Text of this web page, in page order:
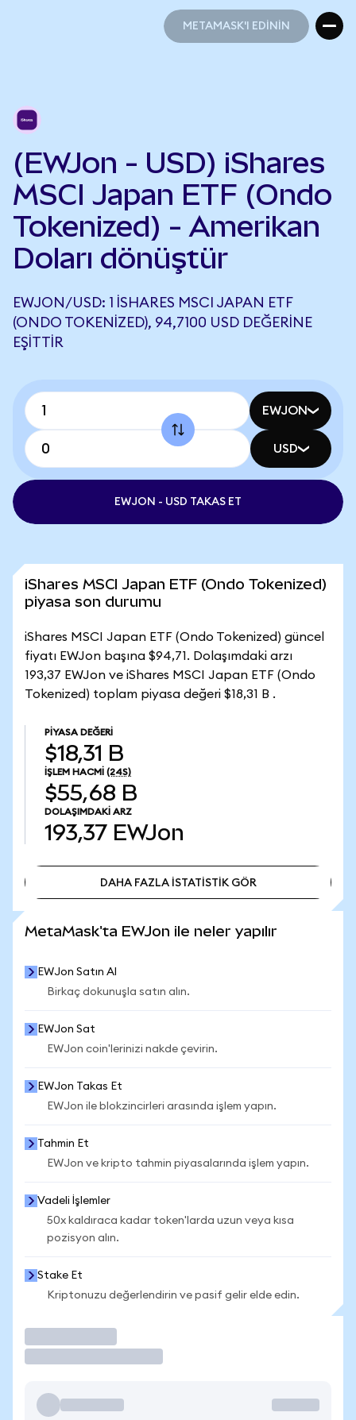
METAMASK'I EDİNİN
(EWJon - USD) iShares
MSCI Japan ETF (Ondo
Tokenized) - Amerikan
Doları dönüştür
EWJON/USD: 1 ISHARES MSCI JAPAN ETF
(ONDO TOKENIZED), 94,7100 USD DEĞERINE
EŞITTIR
EWJON
USD
EWJON - USD TAKAS ET
iShares MSCI Japan ETF (Ondo Tokenized)
piyasa son durumu
iShares MSCI Japan ETF (Ondo Tokenized) güncel
fiyatı EWJon başına $94,71. Dolaşımdaki arzı
193,37 EWJon ve iShares MSCI Japan ETF (Ondo
Tokenized) toplam piyasa değeri $18,31 B .
PIYASA DEĞERI
$18,31 B
İŞLEM HACMI (24S)
$55,68 B
DOLAŞIMDAKI ARZ
193,37 EWJon
DAHA FAZLA İSTATİSTİK GÖR
MetaMask'ta EWJon ile neler yapılır
EWJon Satın Al
Birkaç dokunuşla satın alın.
EWJon Sat
EWJon coin'lerinizi nakde çevirin.
EWJon Takas Et
EWJon ile blokzincirleri arasında işlem yapın.
Tahmin Et
EWJon ve kripto tahmin piyasalarında işlem yapın.
Vadeli İşlemler
50x kaldıraca kadar token'larda uzun veya kısa
pozisyon alın.
Stake Et
Kriptonuzu değerlendirin ve pasif gelir elde edin.